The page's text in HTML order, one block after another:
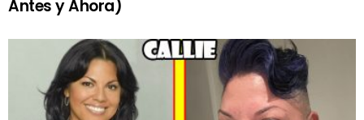
Antes y Ahora)